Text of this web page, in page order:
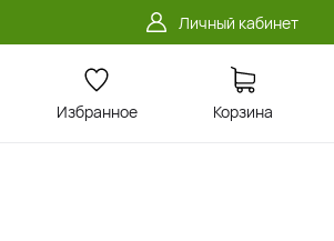
Личный кабинет
Избранное Корзина